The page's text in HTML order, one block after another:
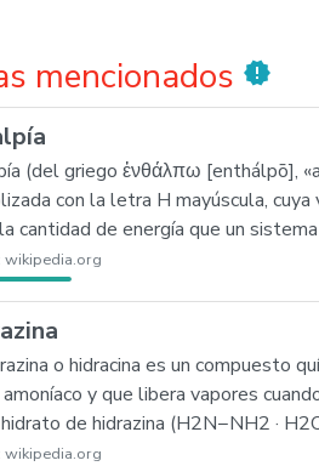
mencionados new_releases
(del griego ἐνθάλπω [enthálpō],
con la letra H mayúscula,
cantidad de energía que un
wikipedia.org
o hidracina es un compuesto
y que libera vapores
de hidrazina (H2N−NH2 ·
wikipedia.org